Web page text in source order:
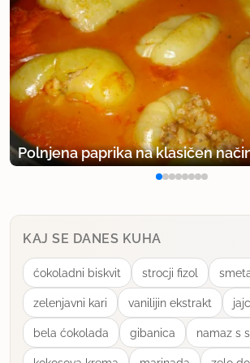
Polnjena paprika na klasičen
KAJ SE DANES KUHA
ćokoladni biskvit strocji fizol
zelenjavni kari vanilijin ekstrakt
bela ćokolada gibanica namaz s